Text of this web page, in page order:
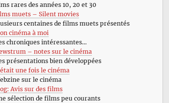
rares des années 10, 20 et 30
muets – Silent movies
centaines de films muets présentés
cinéma à moi
chroniques intéressantes…
– notes sur le cinéma
présentations bien développées
une fois le cinéma
sur le cinéma
Avis sur des films
sélection de films peu courants